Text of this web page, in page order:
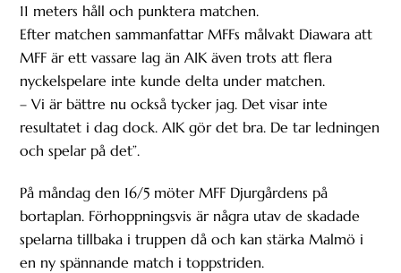
11 meters håll och punktera matchen.
Efter matchen sammanfattar MFFs målvakt Diawara att
MFF är ett vassare lag än AIK även trots att flera
nyckelspelare inte kunde delta under matchen.
– Vi är bättre nu också tycker jag. Det visar inte
resultatet i dag dock. AIK gör det bra. De tar ledningen
och spelar på det”.
På måndag den 16/5 möter MFF Djurgårdens på
bortaplan. Förhoppningsvis är några utav de skadade
spelarna tillbaka i truppen då och kan stärka Malmö i
en ny spännande match i toppstriden.